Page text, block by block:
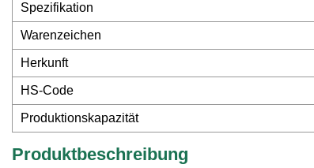
Spezifikation
Warenzeichen
Herkunft
HS-Code
Produktionskapazität
Produktbeschreibung